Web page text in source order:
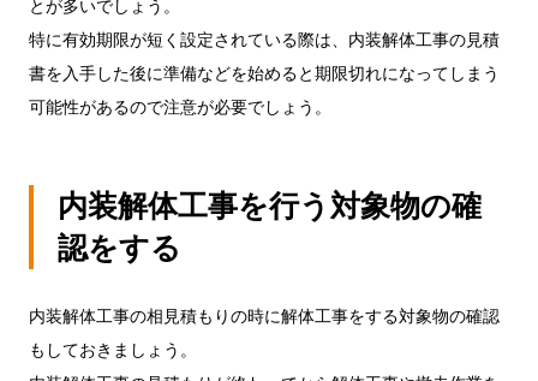
とが多いでしょう。
特に有効期限が短く設定されている際は、内装解体工事の見積
書を入手した後に準備などを始めると期限切れになってしまう
可能性があるので注意が必要でしょう。
内装解体工事を行う対象物の確
認をする
内装解体工事の相見積もりの時に解体工事をする対象物の確認
もしておきましょう。